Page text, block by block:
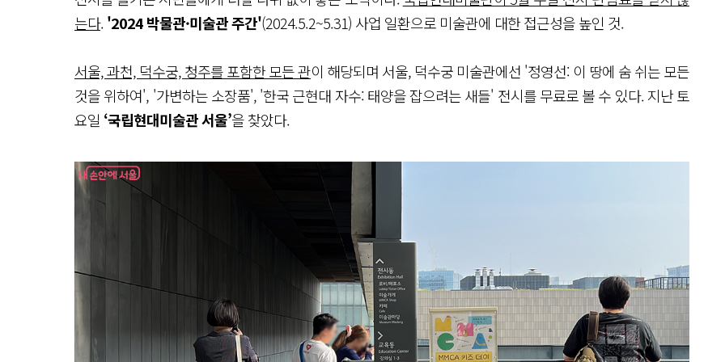
는다.'2024 박물관·미술관 주간'(2024.5.2~5.31) 사업 일환으로 미술관에 대한 접근성을 높인 것.
서울, 과천, 덕수궁, 청주를 포함한 모든 관이 해당되며 서울, 덕수궁 미술관에선 '정영선: 이 땅에 숨 쉬는 모든
것을 위하여', '가변하는 소장품', '한국 근현대 자수: 태양을 잡으려는 새들' 전시를 무료로 볼 수 있다. 지난 토
요일 ‘국립현대미술관 서울’을 찾았다.